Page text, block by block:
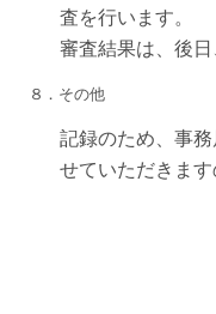
査を行います。
審査結果は、後日
８．その他
記録のため、事
せていただきます